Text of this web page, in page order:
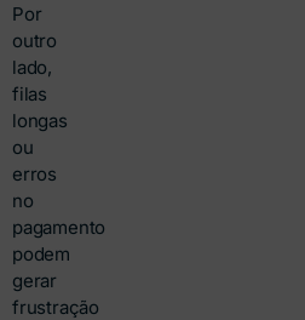
Por
outro
lado,
filas
longas
ou
erros
no
pagamento
podem
gerar
frustração